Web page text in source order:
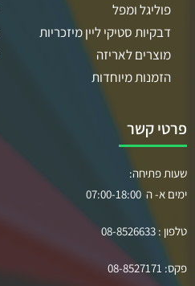
פוליגל ומפל
דבקיות סטיקי ליין מיזכריות
מוצרים לאריזה
הזמנות מיוחדות
פרטי קשר
שעות פתיחה:
ימים א- ה 07:00-18:00
טלפון : 08-8526633
פקס: 08-8527171